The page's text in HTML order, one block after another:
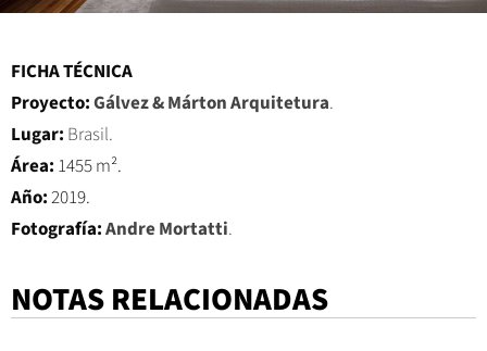
FICHA TÉCNICA
Proyecto:Gálvez & Márton Arquitetura.
Lugar: Brasil.
Área: 1455 m².
Año:2019.
Fotografía:Andre Mortatti.
NOTAS RELACIONADAS